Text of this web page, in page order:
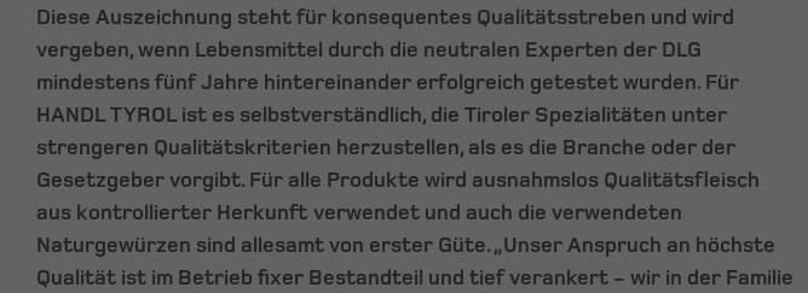
Diese Auszeichnung steht für konsequentes Qualitätsstreben und wird
vergeben, wenn Lebensmittel durch die neutralen Experten der DLG
mindestens fünf Jahre hintereinander erfolgreich getestet wurden. Für
HANDL TYROL ist es selbstverständlich, die Tiroler Spezialitäten unter
strengeren Qualitätskriterien herzustellen, als es die Branche oder der
Gesetzgeber vorgibt. Für alle Produkte wird ausnahmslos Qualitätsfleisch
aus kontrollierter Herkunft verwendet und auch die verwendeten
Naturgewürzen sind allesamt von erster Güte. „Unser Anspruch an höchste
Qualität ist im Betrieb fixer Bestandteil und tief verankert - wir in der Familie